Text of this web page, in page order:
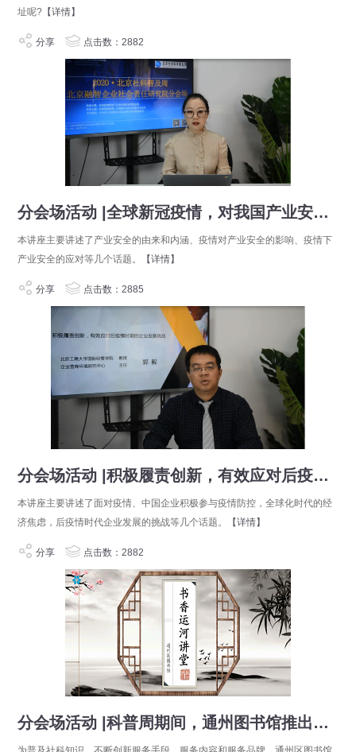
址呢?【详情】
分享 点击数：2882
分会场活动 |全球新冠疫情，对我国产业安全的影响与应对
本讲座主要讲述了产业安全的由来和内涵、疫情对产业安全的影响、疫情下
产业安全的应对等几个话题。
【详情】
分享 点击数：2885
分会场活动 |积极履责创新，有效应对后疫情时期的企业发展挑战
本讲座主要讲述了面对疫情、中国企业积极参与疫情防控，全球化时代的经
济焦虑，后疫情时代企业发展的挑战等几个话题。
【详情】
分享 点击数：2882
分会场活动 |科普周期间，通州图书馆推出系列精彩公益线上讲座